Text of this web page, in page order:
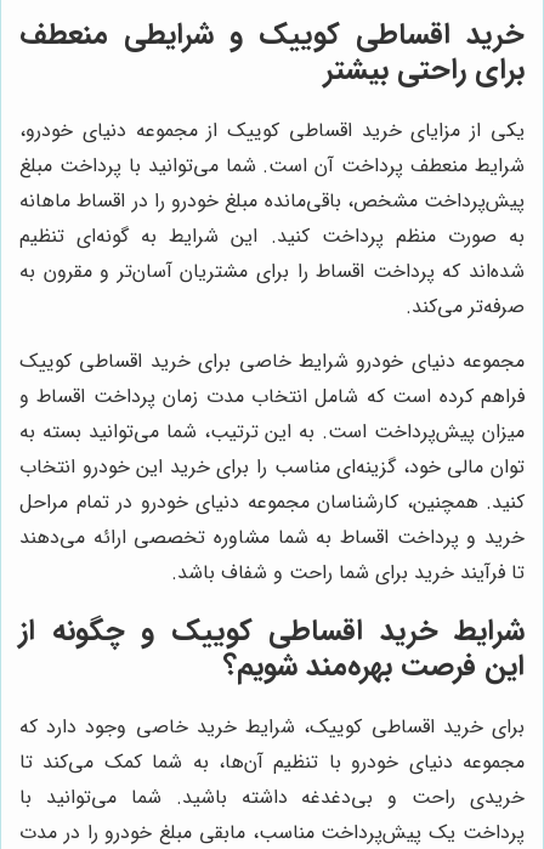
خرید اقساطی کوییک و شرایطی منعطف
برای راحتی بیشتر
یکی از مزایای خرید اقساطی کوییک از مجموعه دنیای خودرو،
شرایط منعطف پرداخت آن است. شما می‌توانید با پرداخت مبلغ
پیش‌پرداخت مشخص، باقی‌مانده مبلغ خودرو را در اقساط ماهانه
به صورت منظم پرداخت کنید. این شرایط به گونه‌ای تنظیم
شده‌اند که پرداخت اقساط را برای مشتریان آسان‌تر و مقرون به
صرفه‌تر می‌کند.
مجموعه دنیای خودرو شرایط خاصی برای خرید اقساطی کوییک
فراهم کرده است که شامل انتخاب مدت زمان پرداخت اقساط و
میزان پیش‌پرداخت است. به این ترتیب، شما می‌توانید بسته به
توان مالی خود، گزینه‌ای مناسب را برای خرید این خودرو انتخاب
کنید. همچنین، کارشناسان مجموعه دنیای خودرو در تمام مراحل
خرید و پرداخت اقساط به شما مشاوره تخصصی ارائه می‌دهند
تا فرآیند خرید برای شما راحت و شفاف باشد.
شرایط خرید اقساطی کوییک و چگونه از
این فرصت بهره‌مند شویم؟
برای خرید اقساطی کوییک، شرایط خرید خاصی وجود دارد که
مجموعه دنیای خودرو با تنظیم آن‌ها، به شما کمک می‌کند تا
خریدی راحت و بی‌دغدغه داشته باشید. شما می‌توانید با
پرداخت یک پیش‌پرداخت مناسب، مابقی مبلغ خودرو را در مدت